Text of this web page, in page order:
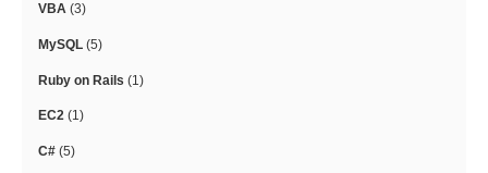
VBA (3)
MySQL (5)
Ruby on Rails (1)
EC2 (1)
C# (5)